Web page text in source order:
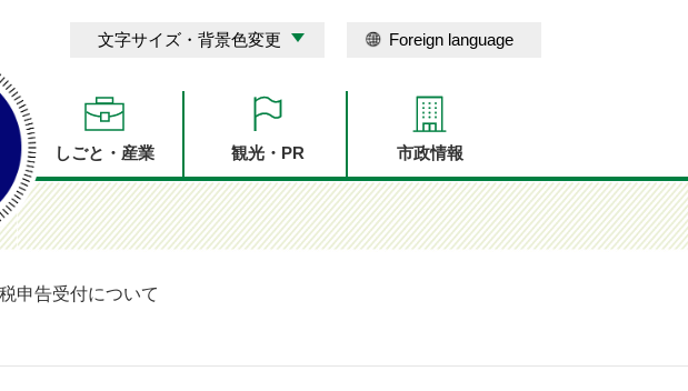
文字サイズ・背景色変更 Foreign language
しごと・産業 観光・PR 市政情報
申告受付について